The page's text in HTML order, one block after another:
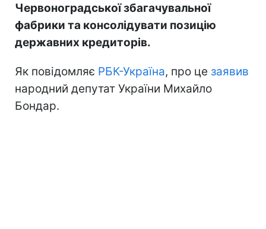
Червоноградської збагачувальної
фабрики та консолідувати позицію
державних кредиторів.
Як повідомляє РБК-Україна, про це заявив
народний депутат України Михайло
Бондар.